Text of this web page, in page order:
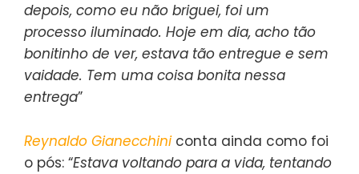
depois, como eu não briguei, foi um
processo iluminado. Hoje em dia, acho tão
bonitinho de ver, estava tão entregue e sem
vaidade. Tem uma coisa bonita nessa
entrega”
Reynaldo Gianecchiniconta ainda como foi
o pós: “Estava voltando para a vida, tentando